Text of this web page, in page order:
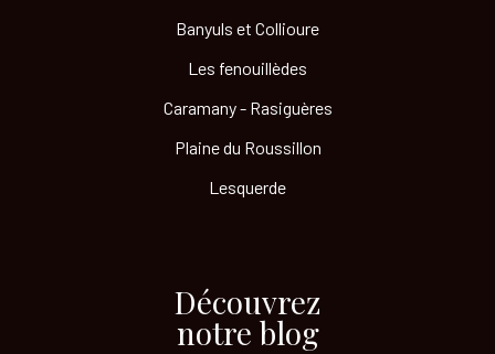
Banyuls et Collioure
Les fenouillèdes
Caramany - Rasiguères
Plaine du Roussillon
Lesquerde
Découvrez
notre blog